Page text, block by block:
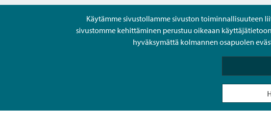
Käytämme sivustollamme sivuston toiminnallisuuteen
sivustomme kehittäminen perustuu oikeaan
hyväksymättä kolmannen osapuolen
Usein